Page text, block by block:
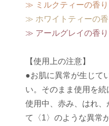
≫ ミルクティーの香り
≫ ホワイトティーの香
≫ アールグレイの香り
【使用上の注意】
●お肌に異常が生じて
い。そのまま使用を
使用中、赤み、はれ
て〈1〉のような異常